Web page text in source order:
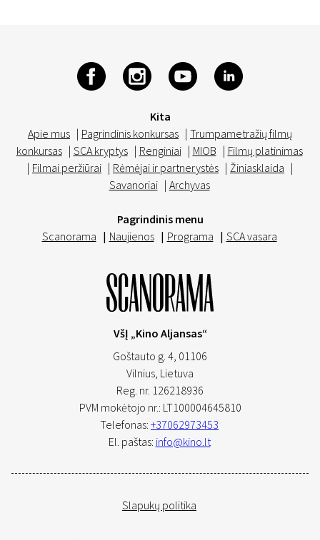
Kita
Apie mus | Pagrindinis konkursas | Trumpametražių filmų
konkursas | SCA kryptys | Renginiai | MIOB | Filmų platinimas
| Filmai peržiūrai | Rėmėjai ir partnerystės | Žiniasklaida |
Savanoriai | Archyvas
Pagrindinis menu
Scanorama | Naujienos | Programa | SCA vasara
VšĮ „Kino Aljansas“
Goštauto g. 4, 01106
Vilnius, Lietuva
Reg. nr. 126218936
PVM mokėtojo nr.: LT100004645810
Telefonas: +37062973453
El. paštas: info@kino.lt
Slapukų politika